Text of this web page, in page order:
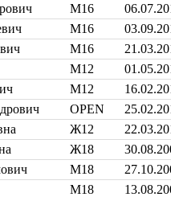
М16
М16
М16
М12
М12
OPEN
Ж12
Ж18
М18
М18